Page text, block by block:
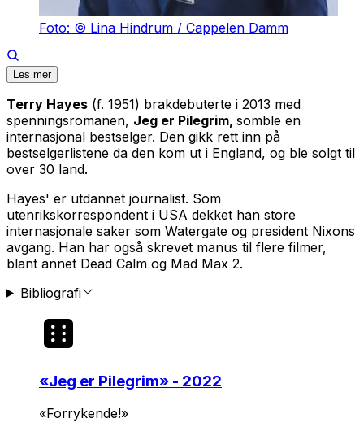
Foto: © Lina Hindrum / Cappelen Damm
Les mer
Terry Hayes (f. 1951) brakdebuterte i 2013 med
spenningsromanen, Jeg er Pilegrim, somble en
internasjonal bestselger. Den gikk rett inn på
bestselgerlistene da den kom ut i England, og ble solgt til
over 30 land.
Hayes' er utdannet journalist. Som
utenrikskorrespondent i USA dekket han store
internasjonale saker som Watergate og president Nixons
avgang. Han har også skrevet manus til flere filmer,
blant annet Dead Calm og Mad Max 2.
Bibliografi
«Jeg er Pilegrim» - 2022
«Forrykende!»